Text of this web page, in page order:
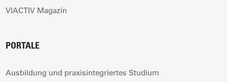
VIACTIV Magazin
PORTALE
Ausbildung und praxisintegriertes Studium